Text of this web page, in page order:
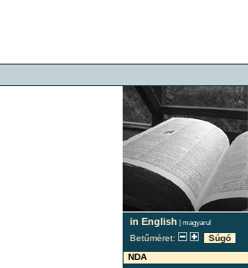
in English | magyarul
Betűméret:
Súgó
NDA